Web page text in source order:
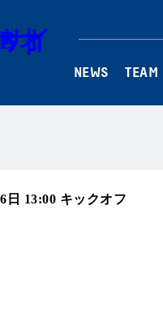
NEWS TEAM
日 13:00 キックオフ